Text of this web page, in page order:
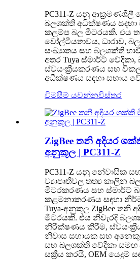
PC311-Z යනු
බලශක්ති අධීක්ෂණය සඳහා
කලම්ප බල මීටරයකි. එය
වෝල්ටීයතාවය, ධාරාව,
සංඛ්‍යාතය සහ බලශක්ති
අතර Tuya ස්මාර්ට්
ස්වයංක්‍රීයකරණය සහ
අධීක්ෂණය සඳහා සහාය
විමසීම් යවන්නවිස්තර
ZigBee තනි අදියර
අනුකූල | PC311-Z
PC311-Z යනු නේවාසික
ව්‍යාපෘතිවල තත්‍ය කාලීන
මීටරකරණය සහ ස්මාර්ට්
කළමනාකරණය සඳහා
Tuya-අනුකූල ZigBee තනි
මීටරයකි. එය නිවැරදි
නිරීක්ෂණය කිරීම,
නිවාස සහායක සහ
සහ බලශක්ති වේදිකා සමඟ
සක්‍රීය කරයි, OEM යෙදුම්